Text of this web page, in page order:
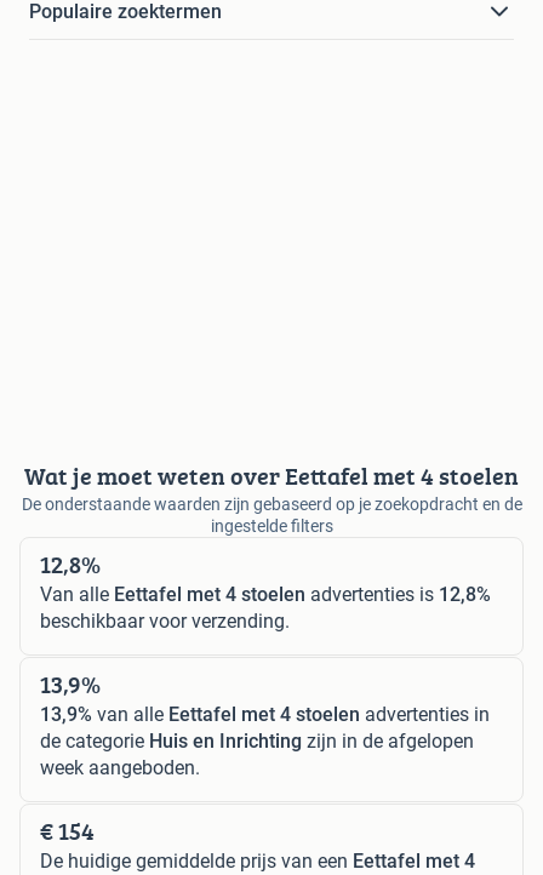
Populaire zoektermen
Wat je moet weten over Eettafel met 4 stoelen
De onderstaande waarden zijn gebaseerd op je zoekopdracht en de
ingestelde filters
12,8%
Van alle Eettafel met 4 stoelen advertenties is 12,8%
beschikbaar voor verzending.
13,9%
13,9% van alle Eettafel met 4 stoelen advertenties in
de categorie Huis en Inrichting zijn in de afgelopen
week aangeboden.
€ 154
De huidige gemiddelde prijs van een Eettafel met 4